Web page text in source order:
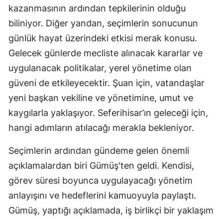
kazanmasının ardından tepkilerinin olduğu
biliniyor. Diğer yandan, seçimlerin sonucunun
günlük hayat üzerindeki etkisi merak konusu.
Gelecek günlerde mecliste alınacak kararlar ve
uygulanacak politikalar, yerel yönetime olan
güveni de etkileyecektir. Şuan için, vatandaşlar
yeni başkan vekiline ve yönetimine, umut ve
kaygılarla yaklaşıyor. Seferihisar’ın geleceği için,
hangi adımların atılacağı merakla bekleniyor.
Seçimlerin ardından gündeme gelen önemli
açıklamalardan biri Gümüş'ten geldi. Kendisi,
görev süresi boyunca uygulayacağı yönetim
anlayışını ve hedeflerini kamuoyuyla paylaştı.
Gümüş, yaptığı açıklamada, iş birlikçi bir yaklaşım